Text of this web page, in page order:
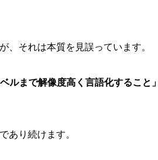
、それは本質を見誤っています。
ルまで解像度高く言語化すること」
あり続けます。